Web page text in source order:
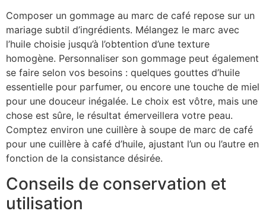
Composer un gommage au marc de café repose sur un
mariage subtil d’ingrédients. Mélangez le marc avec
l’huile choisie jusqu’à l’obtention d’une texture
homogène. Personnaliser son gommage peut également
se faire selon vos besoins : quelques gouttes d’huile
essentielle pour parfumer, ou encore une touche de miel
pour une douceur inégalée. Le choix est vôtre, mais une
chose est sûre, le résultat émerveillera votre peau.
Comptez environ une cuillère à soupe de marc de café
pour une cuillère à café d’huile, ajustant l’un ou l’autre en
fonction de la consistance désirée.
Conseils de conservation et
utilisation